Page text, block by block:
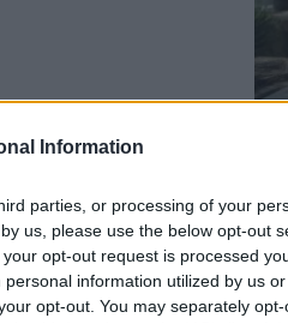
Information
parties, or processing of your
us, please use the below opt-out
opt-out request is processed
information utilized by us
opt-out. You may separately
científico, es crucial